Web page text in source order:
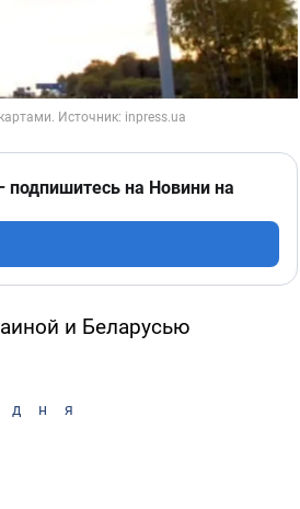
подпишитесь на Новини на
и Беларусью